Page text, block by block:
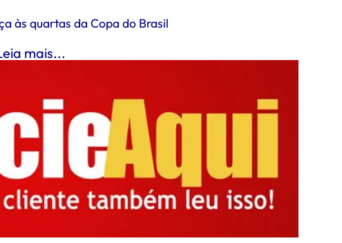
às quartas da Copa do Brasil
mais...